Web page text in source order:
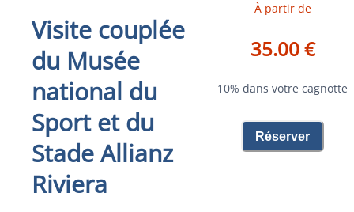
Visite couplée
du Musée
national du
Sport et du
Stade Allianz
Riviera
À partir de
35.00 €
10% dans votre cagnotte
Réserver